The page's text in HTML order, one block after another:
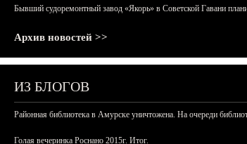
Бывший судоремонтный завод «Якорь» в Советской Гавани
Архив новостей >>
ИЗ БЛОГОВ
Районная библиотека в Амурске уничтожена. На очереди
Голая вечеринка Роснано 2015г. Итог.